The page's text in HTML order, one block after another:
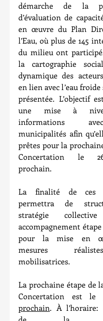
démarche de la
d’évaluation de
en œuvre du Plan
l’Eau, où plus de 145
du milieu ont
la cartographie
dynamique des
en lien avec l’eau froide
présentée. L’objectif
une mise à
informations
municipalités afin
prêtes pour la
Concertation le
prochain.
La finalité de ces
permettra de
stratégie collective
accompagnement
pour la mise en
mesures
mobilisatrices.
La prochaine étape de
Concertation est le
prochain. À l’horaire: